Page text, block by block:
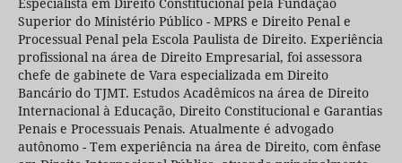
Superior do Ministério Público - MPRS e Direito Penal e
Processual Penal pela Escola Paulista de Direito. Experiência
profissional na área de Direito Empresarial, foi assessora
chefe de gabinete de Vara especializada em Direito
Bancário do TJMT. Estudos Acadêmicos na área de Direito
Internacional à Educação, Direito Constitucional e Garantias
Penais e Processuais Penais. Atualmente é advogado
autônomo - Tem experiência na área de Direito, com ênfase